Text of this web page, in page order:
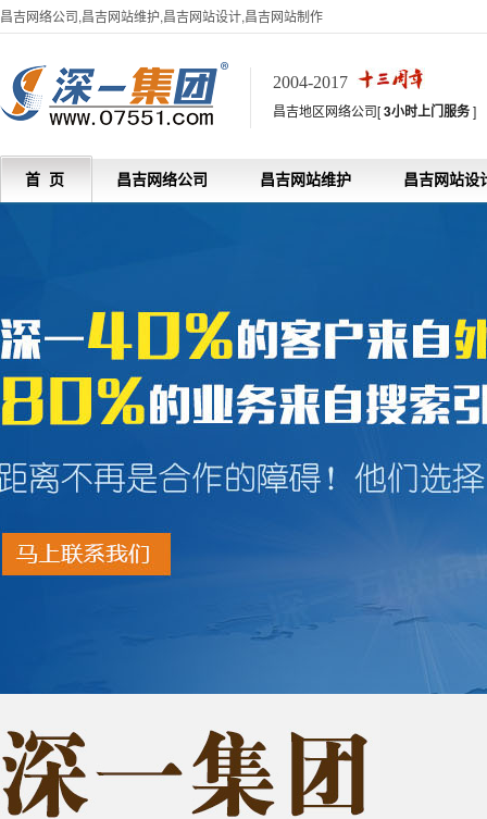
昌吉网络公司,昌吉网站维护,昌吉网站设计,昌吉网站制作
2004-2017
昌吉地区网络公司[3小时上门服务]
首 页 昌吉网络公司 昌吉网站维护 昌吉网站设